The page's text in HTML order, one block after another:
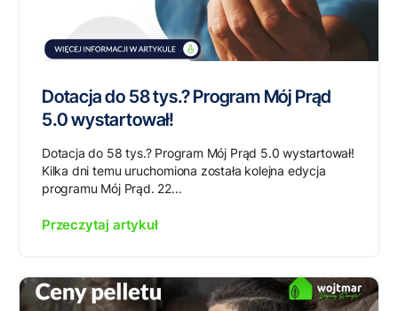
Dotacja do 58 tys.? Program Mój Prąd
5.0 wystartował!
Dotacja do 58 tys.? Program Mój Prąd 5.0 wystartował!
Kilka dni temu uruchomiona została kolejna edycja
programu Mój Prąd. 22...
Przeczytaj artykuł